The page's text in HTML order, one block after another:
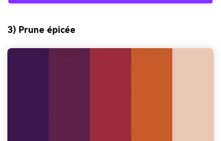
3) Prune épicée